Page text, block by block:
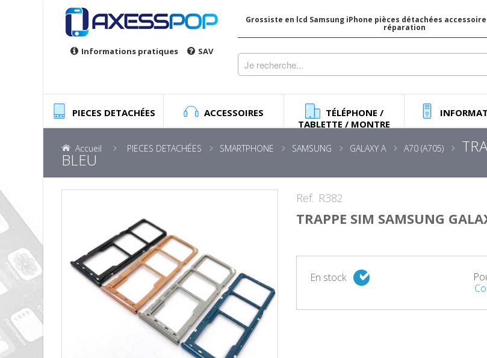
Informations pratiques SAV
Grossiste en lcd Samsung iPhone pièces détachées
réparation
PIECES DETACHÉES ACCESSOIRES
TÉLÉPHONE /
TABLETTE / MONTRE
Accueil PIECES DETACHÉES SMARTPHONE SAMSUNG GALAXY A A70 (A705)
BLEU
Ref. R382
TRAPPE SIM SAMSUNG
En stock